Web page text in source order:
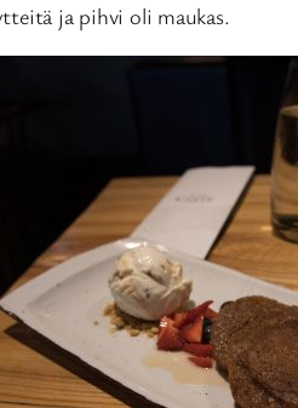
ja pihvi oli maukas.